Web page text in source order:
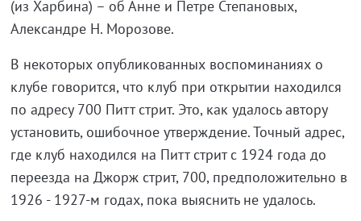
(из Харбина) – об Анне и Петре Степановых,
Александре Н. Морозове.
В некоторых опубликованных воспоминаниях о
клубе говорится, что клуб при открытии находился
по адресу 700 Питт стрит. Это, как удалось автору
установить, ошибочное утверждение. Точный адрес,
где клуб находился на Питт стрит с 1924 года до
переезда на Джорж стрит, 700, предположительно в
1926 - 1927-м годах, пока выяснить не удалось.